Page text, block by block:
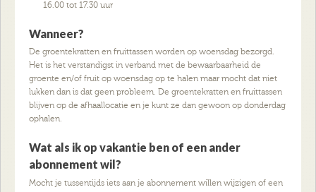
16.00 tot 17.30 uur
Wanneer?
De groentekratten en fruittassen worden op woensdag bezorgd.
Het is het verstandigst in verband met de bewaarbaarheid de
groente en/of fruit op woensdag op te halen maar mocht dat niet
lukken dan is dat geen probleem. De groentekratten en fruittassen
blijven op de afhaallocatie en je kunt ze dan gewoon op donderdag
ophalen.
Wat als ik op vakantie ben of een ander
abonnement wil?
Mocht je tussentijds iets aan je abonnement willen wijzigen of een